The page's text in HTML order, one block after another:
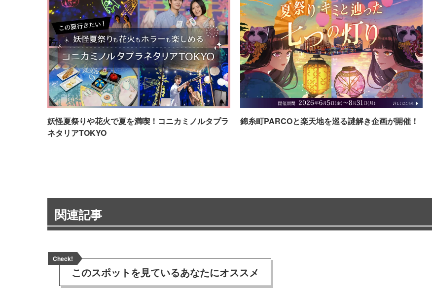
妖怪夏祭りや花火で夏を満喫！コニカミノルタプラ
ネタリアTOKYO
錦糸町PARCOと楽天地を巡る謎解き企画が開催！
関連記事
Check!
このスポットを見ているあなたにオススメ